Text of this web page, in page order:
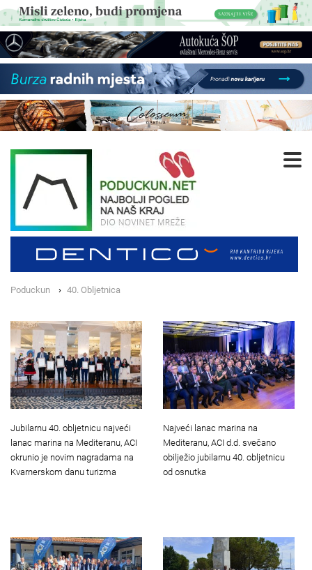
Poduckun 40. Obljetnica
Jubilarnu 40. obljetnicu najveći
lanac marina na Mediteranu, ACI
okrunio je novim nagradama na
Kvarnerskom danu turizma
Najveći lanac marina na
Mediteranu, ACI d.d. svečano
obilježio jubilarnu 40. obljetnicu
od osnutka